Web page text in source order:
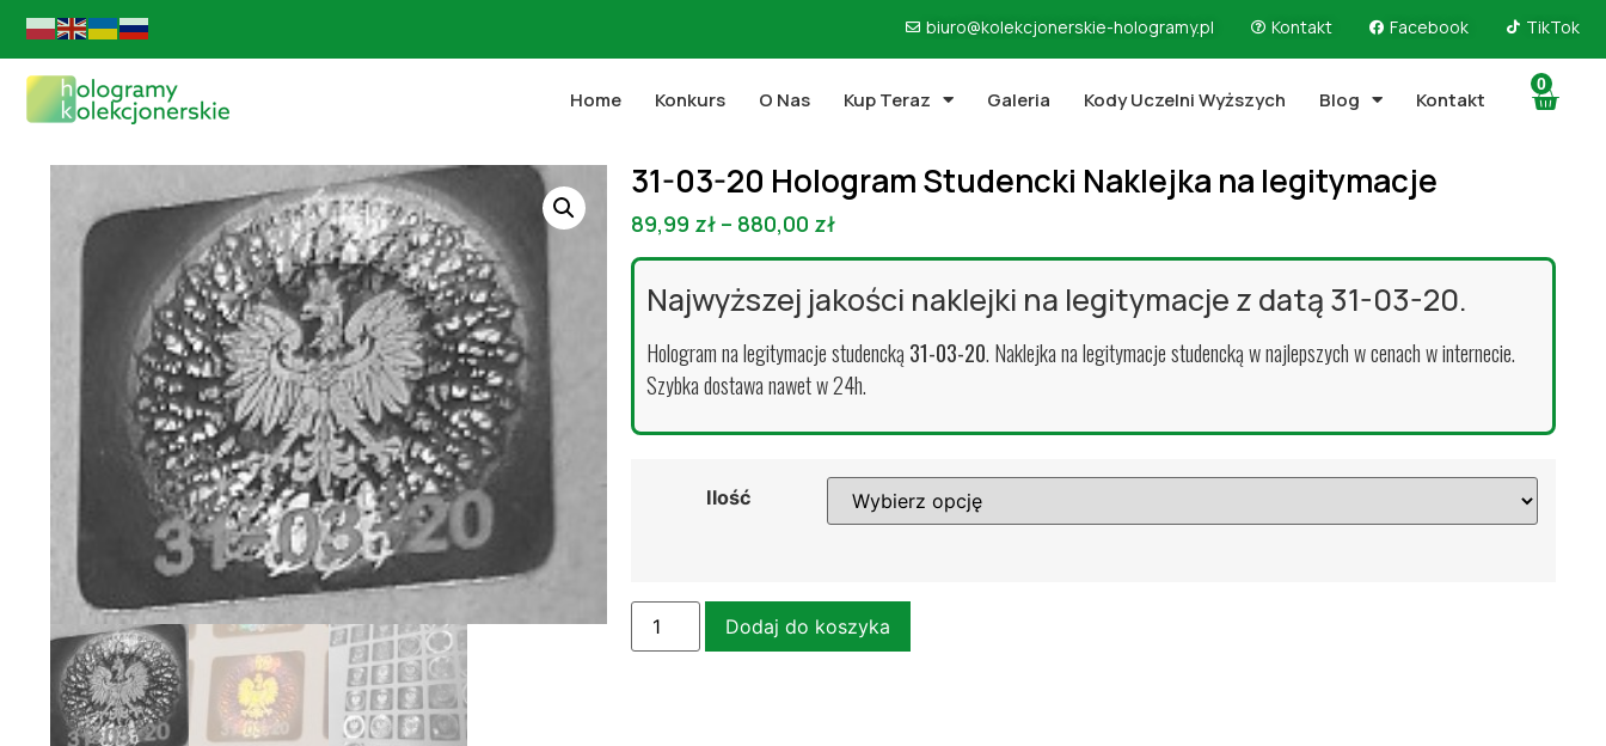
biuro@kolekcjonerskie-hologramy.pl Kontakt Facebook TikTok
Home Konkurs O Nas Kup Teraz Galeria Kody Uczelni Wyższych Blog Kontakt
0
31-03-20 Hologram Studencki Naklejka na legitymacje
89,99 zł– 880,00 zł
Najwyższej jakości naklejki na legitymacje z datą 31-03-20.
Hologram na legitymacje studencką 31-03-20. Naklejka na legitymacje studencką w najlepszych w cenach w internecie.
Szybka dostawa nawet w 24h.
Ilość
Dodaj do koszyka